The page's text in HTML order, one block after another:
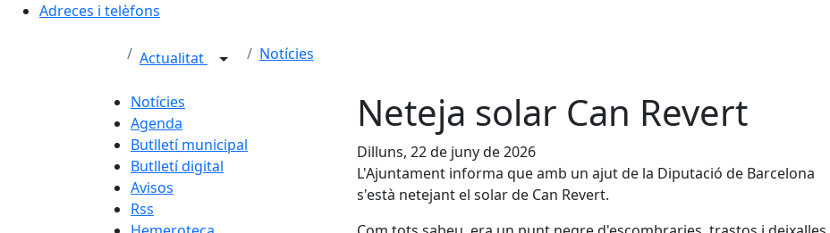
Adreces i telèfons
Actualitat Notícies
Notícies
Agenda
Butlletí municipal
Butlletí digital
Avisos
Rss
Neteja solar Can Revert
Dilluns, 22 de juny de 2026
L'Ajuntament informa que amb un ajut de la Diputació de Barcelona
s'està netejant el solar de Can Revert.